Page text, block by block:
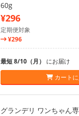
60g
¥296
定期便対象
¥296
最短 8/10（月） にお届け
カート
グランデリ ワンちゃん